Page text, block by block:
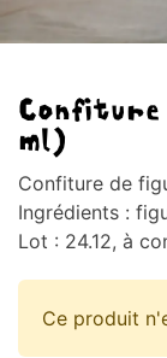
Confiture
ml)
Confiture de
Ingrédients :
Lot : 24.12, à
Ce produit